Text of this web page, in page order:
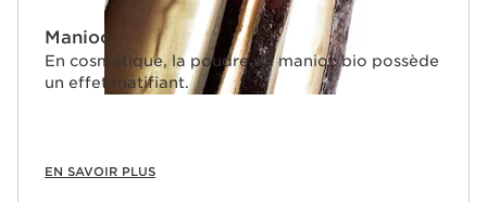
Manioc
En cosmétique, la poudre de manioc bio possède
un effet matifiant.
EN SAVOIR PLUS